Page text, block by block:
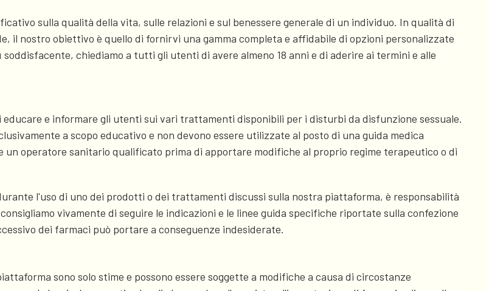
sulla qualità della vita, sulle relazioni e sul benessere generale di un individuo. In qualità di
il nostro obiettivo è quello di fornirvi una gamma completa e affidabile di opzioni personalizzate
chiediamo a tutti gli utenti di avere almeno 18 anni e di aderire ai termini e alle
e informare gli utenti sui vari trattamenti disponibili per i disturbi da disfunzione sessuale.
a scopo educativo e non devono essere utilizzate al posto di una guida medica
un operatore sanitario qualificato prima di apportare modifiche al proprio regime terapeutico o di
l'uso di uno dei prodotti o dei trattamenti discussi sulla nostra piattaforma, è responsabilità
vivamente di seguire le indicazioni e le linee guida specifiche riportate sulla confezione
dei farmaci può portare a conseguenze indesiderate.
sono solo stime e possono essere soggette a modifiche a causa di circostanze